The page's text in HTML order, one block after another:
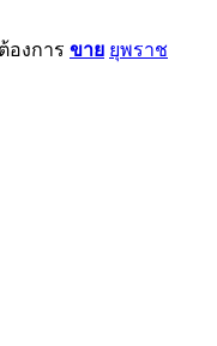
องการ ขาย ยุพราช